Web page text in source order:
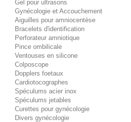
Gel pour ultrasons
Gynécologie et Accouchement
Aiguilles pour amniocentèse
Bracelets d'identification
Perforateur amniotique
Pince ombilicale
Ventouses en silicone
Colposcope
Dopplers foetaux
Cardiotocographes
Spéculums acier inox
Spéculums jetables
Curettes pour gynécologie
Divers gynécologie